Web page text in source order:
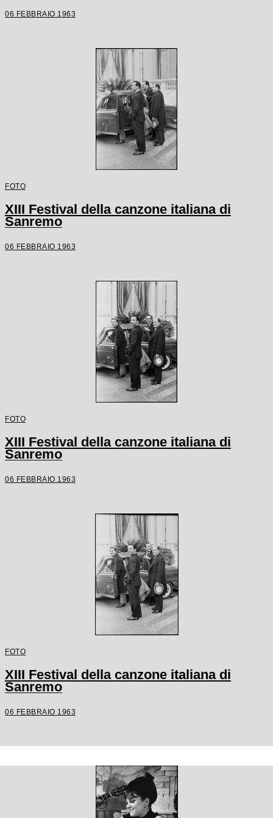
06 FEBBRAIO 1963
FOTO
XIII Festival della canzone italiana di
Sanremo
06 FEBBRAIO 1963
FOTO
XIII Festival della canzone italiana di
Sanremo
06 FEBBRAIO 1963
FOTO
XIII Festival della canzone italiana di
Sanremo
06 FEBBRAIO 1963